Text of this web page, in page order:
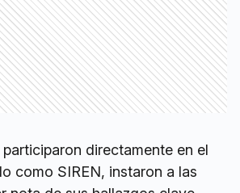
directamente en el
como SIREN, instaron a las